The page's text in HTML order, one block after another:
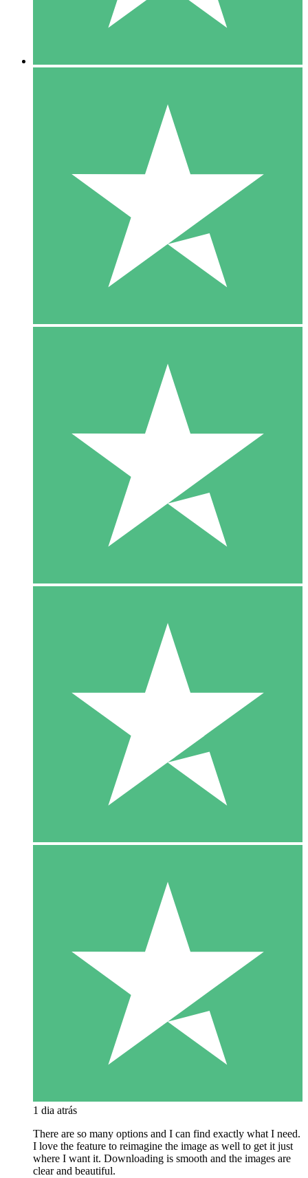
1 dia atrás
There are so many options and I can find exactly what I need.
I love the feature to reimagine the image as well to get it just
where I want it. Downloading is smooth and the images are
clear and beautiful.